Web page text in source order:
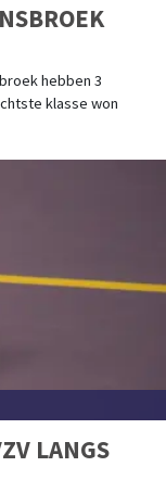
hebben 3
klasse won
LANGS